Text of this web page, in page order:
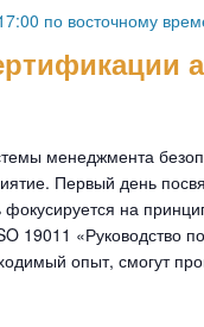
по восточному
менеджмента
Первый день
на
19011 «Руководство
опыт, смогут